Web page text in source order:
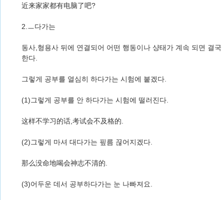
近来家家都有电脑了吧?
2.ㅡ다가는
동사,형용사 뒤에 연결되어 어떤 행동이나 샹태가 계속 되면 결
한다.
그렇게 공부를 열심히 하다가는 시험에 붙겠다.
(1)그렇게 공부를 안 하다가는 시험에 떨러진다.
这样不学习的话,考试会不及格的.
(2)그렇게 마셔 대다가는 핖름 끊어지겠다.
那么没命地喝会神志不清的.
(3)어두운 데서 공부하다가는 눈 나빠져요.